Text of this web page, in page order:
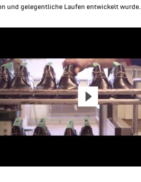
und gelegentliche Laufen entwickelt wurde.